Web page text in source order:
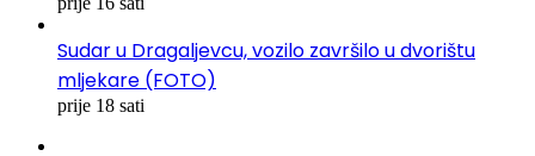
Sudar u Dragaljevcu, vozilo završilo u dvorištu
mljekare (FOTO)
prije 18 sati